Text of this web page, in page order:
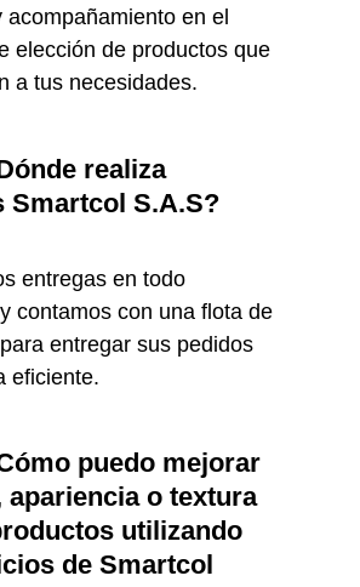
en el
elección de productos que
a tus necesidades.
realiza
Smartcol S.A.S?
entregas en todo
contamos con una flota de
entregar sus pedidos
eficiente.
puedo mejorar
apariencia o textura
utilizando
de Smartcol